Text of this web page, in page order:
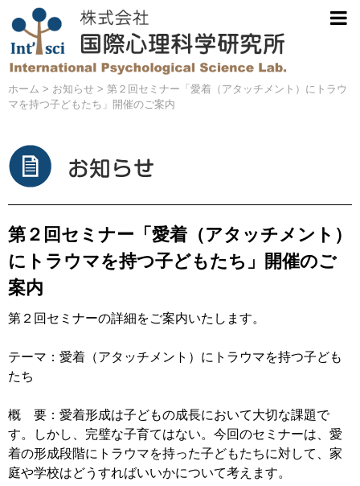
ホーム > お知らせ > 第２回セミナー「愛着（アタッチメント）にトラウ
マを持つ子どもたち」開催のご案内
第２回セミナー「愛着（アタッチメント）
にトラウマを持つ子どもたち」開催のご
案内
第２回セミナーの詳細をご案内いたします。
テーマ：愛着（アタッチメント）にトラウマを持つ子ども
たち
概 要：愛着形成は子どもの成長において大切な課題で
す。しかし、完璧な子育てはない。今回のセミナーは、愛
着の形成段階にトラウマを持った子どもたちに対して、家
庭や学校はどうすればいいかについて考えます。